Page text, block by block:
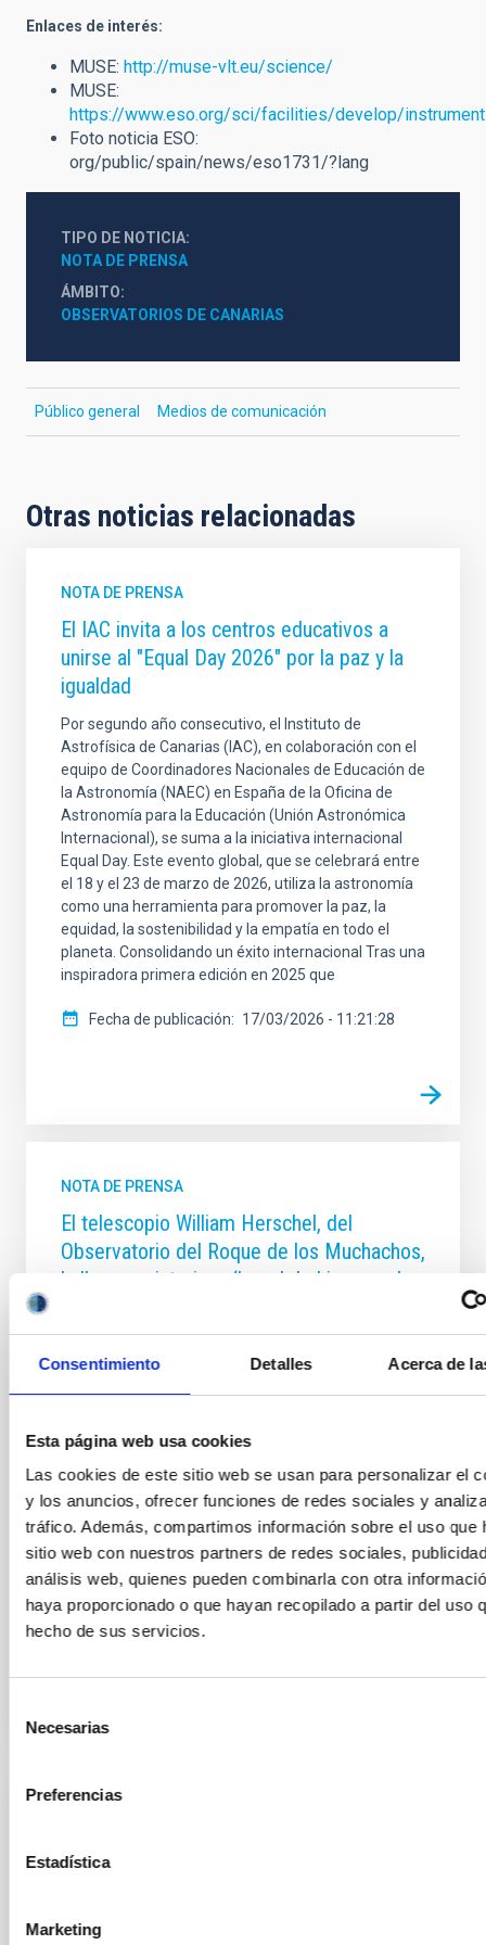
Consentimiento Detalles Acerca de
Esta página web usa cookies
Las cookies de este sitio web se usan para personalizar el
y los anuncios, ofrecer funciones de redes sociales y
tráfico. Además, compartimos información sobre el uso que
sitio web con nuestros partners de redes sociales,
análisis web, quienes pueden combinarla con otra
haya proporcionado o que hayan recopilado a partir del uso
hecho de sus servicios.
Necesarias
Preferencias
Estadística
Marketing
Enlaces de interés:
MUSE: http://muse-vlt.eu/science/
MUSE:
https://www.eso.org/sci/facilities/develop/
Foto noticia ESO:
org/public/spain/news/eso1731/?lang
TIPO DE NOTICIA
NOTA DE PRENSA
ÁMBITO
OBSERVATORIOS DE CANARIAS
Público general Medios de comunicación
Otras noticias relacionadas
NOTA DE PRENSA
El IAC invita a los centros educativos a
unirse al "Equal Day 2026" por la paz y la
igualdad
Por segundo año consecutivo, el Instituto de
Astrofísica de Canarias (IAC), en colaboración con el
equipo de Coordinadores Nacionales de Educación de
la Astronomía (NAEC) en España de la Oficina de
Astronomía para la Educación (Unión Astronómica
Internacional), se suma a la iniciativa internacional
Equal Day. Este evento global, que se celebrará entre
el 18 y el 23 de marzo de 2026, utiliza la astronomía
como una herramienta para promover la paz, la
equidad, la sostenibilidad y la empatía en todo el
planeta. Consolidando un éxito internacional Tras una
inspiradora primera edición en 2025 que
Fecha de publicación 17/03/2026 - 11:21:28
NOTA DE PRENSA
El telescopio William Herschel, del
Observatorio del Roque de los Muchachos,
halla una misteriosa ‘barra’ de hierro en la
espectrógrafo WEAVE, instalado en el Telescopio
William Herschel (WHT) del Observatorio del Roque
ha participado el Instituto de Astrofísica de Canarias
forma de barra dentro de la icónica Nebulosa del
Anillo. El estudio ha sido desarrollado por un equipo
europeo dirigido por astrónomos del University
College London (UCL) y la Universidad de Cardiff, en
el que se incluyen investigadores del IAC. La nube de
átomos de hierro, descrita por primera vez
Fecha de publicación
alrededor de un objeto subestelar provoca
durante 9 meses